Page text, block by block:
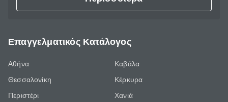
Επαγγελματικός Κατάλογος
Αθήνα
Θεσσαλονίκη
Περιστέρι
Καβάλα
Κέρκυρα
Χανιά